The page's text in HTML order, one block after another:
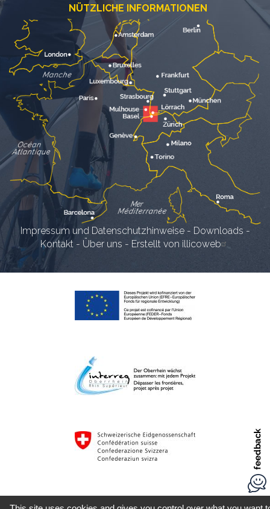
NÜTZLICHE INFORMATIONEN
Impressum und Datenschutzhinweise- Downloads -
Kontakt - Über uns - Erstellt von illicoweb